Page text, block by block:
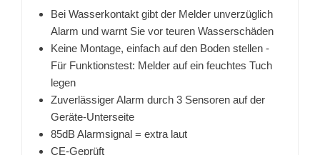
Bei Wasserkontakt gibt der Melder unverzüglich
Alarm und warnt Sie vor teuren Wasserschäden
Keine Montage, einfach auf den Boden stellen -
Für Funktionstest: Melder auf ein feuchtes Tuch
legen
Zuverlässiger Alarm durch 3 Sensoren auf der
Geräte-Unterseite
85dB Alarmsignal = extra laut
CE-Geprüft